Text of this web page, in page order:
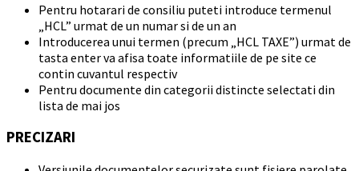
Pentru hotarari de consiliu puteti introduce termenul
„HCL” urmat de un numar si de un an
Introducerea unui termen (precum „HCL TAXE”) urmat de
tasta enter va afisa toate informatiile de pe site ce
contin cuvantul respectiv
Pentru documente din categorii distincte selectati din
lista de mai jos
PRECIZARI